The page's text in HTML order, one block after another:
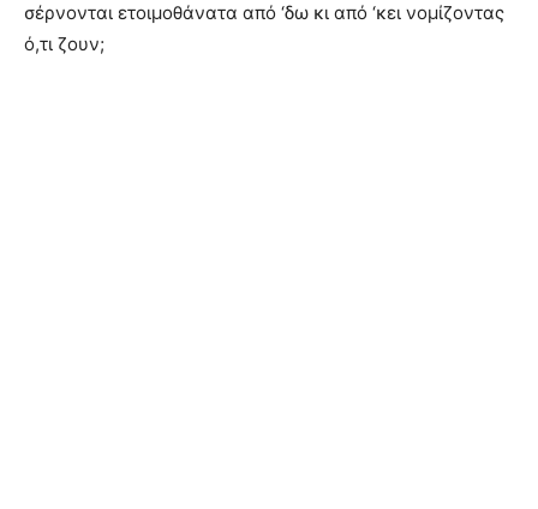
σέρνονται ετοιμοθάνατα από ‘δω κι από ‘κει νομίζοντας
ό,τι ζουν;